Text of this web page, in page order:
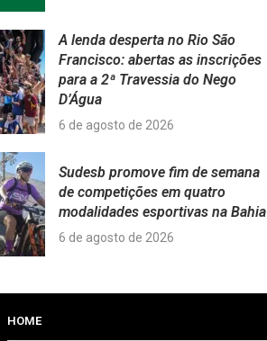
A lenda desperta no Rio São
Francisco: abertas as inscrições
para a 2ª Travessia do Nego
D’Água
6 de agosto de 2026
Sudesb promove fim de semana
de competições em quatro
modalidades esportivas na Bahia
6 de agosto de 2026
HOME